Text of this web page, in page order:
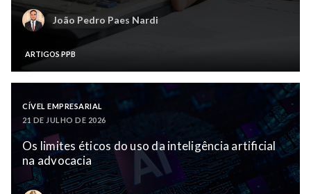
João Pedro Paes Nardi
ARTIGOS PPB
CÍVEL EMPRESARIAL
21 DE JULHO DE 2026
Os limites éticos do uso da inteligência artificial
na advocacia